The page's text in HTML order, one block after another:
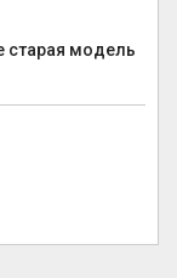
старая модель